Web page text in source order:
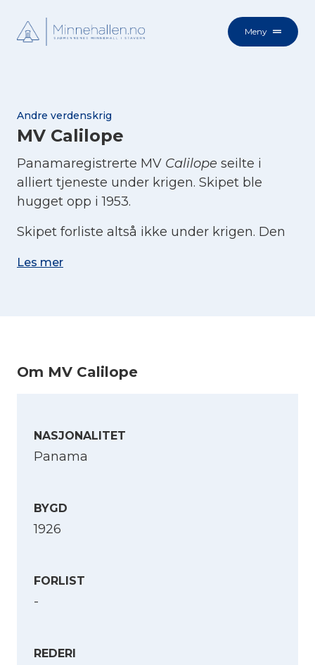
Meny
Andre verdenskrig
MV Calilope
Panamaregistrerte MV Calilope seilte i
alliert tjeneste under krigen. Skipet ble
hugget opp i 1953.
Skipet forliste altså ikke under krigen. Den
årsaker.
Les mer
Om MV Calilope
NASJONALITET
Panama
BYGD
1926
FORLIST
-
REDERI